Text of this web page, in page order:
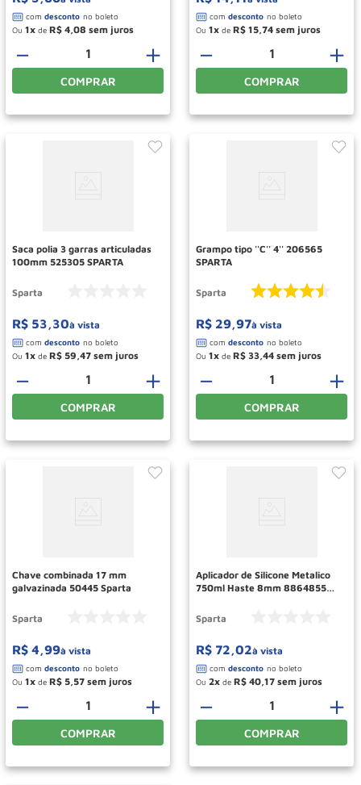
Ou 1 de R$ 4 08
＋
－
COMPRAR
Ou 1 de R$ 15 74
＋
－
COMPRAR
Saca polia 3 garras articuladas
100mm 525305 SPARTA
Sparta
R$ 53,30à vista
Ou 1 de R$ 59 47
＋
－
COMPRAR
Grampo tipo ''C'' 4'' 206565
SPARTA
Sparta
R$ 29,97à vista
Ou 1 de R$ 33 44
＋
－
COMPRAR
Chave combinada 17 mm
galvazinada 50445 Sparta
Sparta
R$ 4,99à vista
Ou 1 de R$ 5 57
＋
－
COMPRAR
Aplicador de Silicone Metalico
750ml Haste 8mm 8864855
Sparta
R$ 72,02à vista
Ou 2 de R$ 40 17
＋
－
COMPRAR